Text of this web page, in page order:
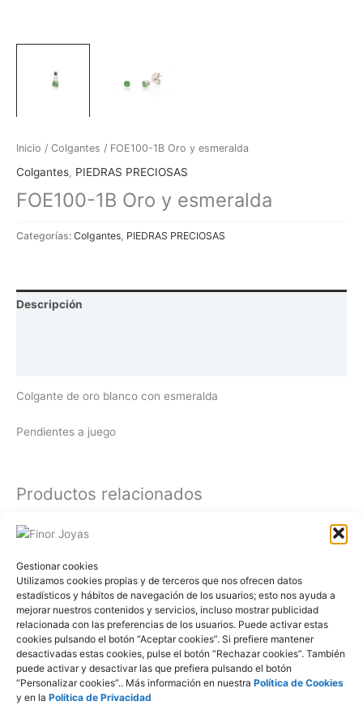
Gestionar cookies
Utilizamos cookies propias y de terceros que nos ofrecen datos
estadísticos y hábitos de navegación de los usuarios; esto nos ayuda a
mejorar nuestros contenidos y servicios, incluso mostrar publicidad
relacionada con las preferencias de los usuarios. Puede activar estas
cookies pulsando el botón “Aceptar cookies”. Si prefiere mantener
desactivadas estas cookies, pulse el botón “Rechazar cookies”. También
puede activar y desactivar las que prefiera pulsando el botón
“Personalizar cookies”.. Más información en nuestra Política de Cookies
y en la Política de Privacidad
Inicio / Colgantes / FOE100-1B Oro y esmeralda
Colgantes, PIEDRAS PRECIOSAS
FOE100-1B Oro y esmeralda
Categorías: Colgantes, PIEDRAS PRECIOSAS
Descripción
Colgante de oro blanco con esmeralda
Pendientes a juego
Productos relacionados
CA-479 Oro con brillante
brillante
Colgantes
CA-459 Oro con brillante
Colgantes